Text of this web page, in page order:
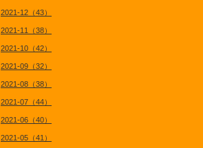
2021-12（43）
2021-11（38）
2021-10（42）
2021-09（32）
2021-08（38）
2021-07（44）
2021-06（40）
2021-05（41）